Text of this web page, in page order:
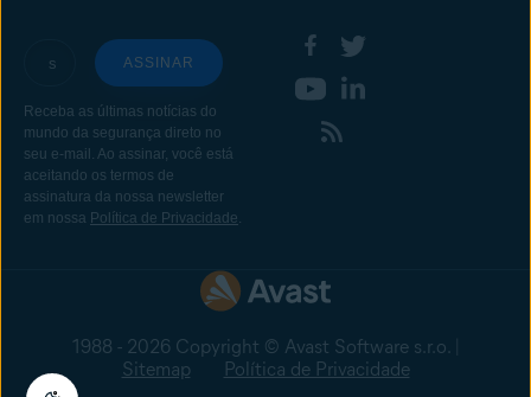
1988 - 2026 Copyright © Avast Software s.r.o. |
Sitemap
Política de Privacidade